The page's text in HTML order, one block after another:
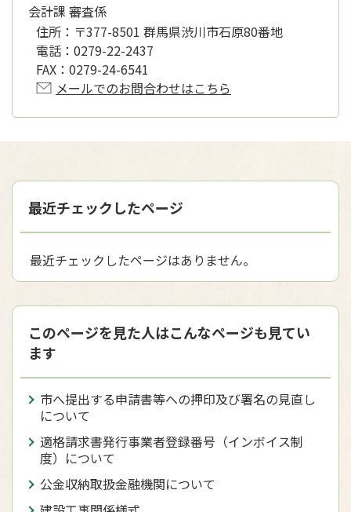
会計課 審査係
住所： 〒377-8501 群馬県渋川市石原80番地
電話： 0279-22-2437
FAX： 0279-24-6541
メールでのお問合わせはこちら
最近チェックしたページ
最近チェックしたページはありません。
このページを見た人はこんなページも見てい
ます
市へ提出する申請書等への押印及び署名の見直し
について
適格請求書発行事業者登録番号（インボイス制
度）について
公金収納取扱金融機関について